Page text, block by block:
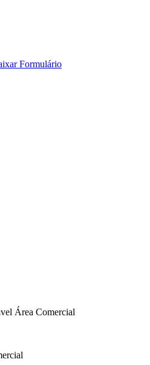
Formulário
Área Comercial